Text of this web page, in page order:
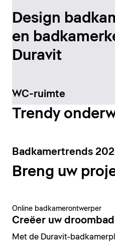
Ontdek
Design
en
Duravit
WC-ruimte
Trendy
Badkamertrends
Breng uw
Online badkamerontwerper
Creëer uw
Met de Duravit-